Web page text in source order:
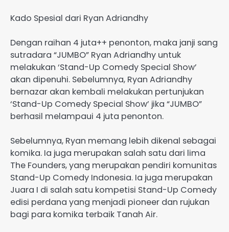
Kado Spesial dari Ryan Adriandhy
Dengan raihan 4 juta++ penonton, maka janji sang
sutradara “JUMBO” Ryan Adriandhy untuk
melakukan ‘Stand-Up Comedy Special Show’
akan dipenuhi. Sebelumnya, Ryan Adriandhy
bernazar akan kembali melakukan pertunjukan
‘Stand-Up Comedy Special Show’ jika “JUMBO”
berhasil melampaui 4 juta penonton.
Sebelumnya, Ryan memang lebih dikenal sebagai
komika. Ia juga merupakan salah satu dari lima
The Founders, yang merupakan pendiri komunitas
Stand-Up Comedy Indonesia. Ia juga merupakan
Juara I di salah satu kompetisi Stand-Up Comedy
edisi perdana yang menjadi pioneer dan rujukan
bagi para komika terbaik Tanah Air.